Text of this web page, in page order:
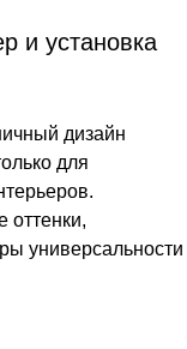
и установка
дизайн
для
оттенки,
универсальности